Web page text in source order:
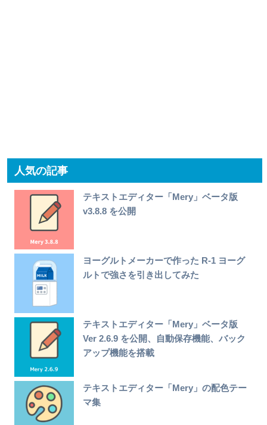
人気の記事
テキストエディター「Mery」ベータ版
v3.8.8 を公開
ヨーグルトメーカーで作った R-1 ヨーグ
ルトで強さを引き出してみた
テキストエディター「Mery」ベータ版
Ver 2.6.9 を公開、自動保存機能、バック
アップ機能を搭載
テキストエディター「Mery」の配色テー
マ集